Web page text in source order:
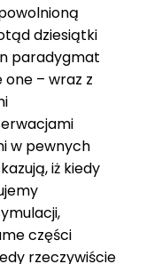
dziesiątki
paradygmat
– wraz z
w pewnych
iż kiedy
części
rzeczywiście